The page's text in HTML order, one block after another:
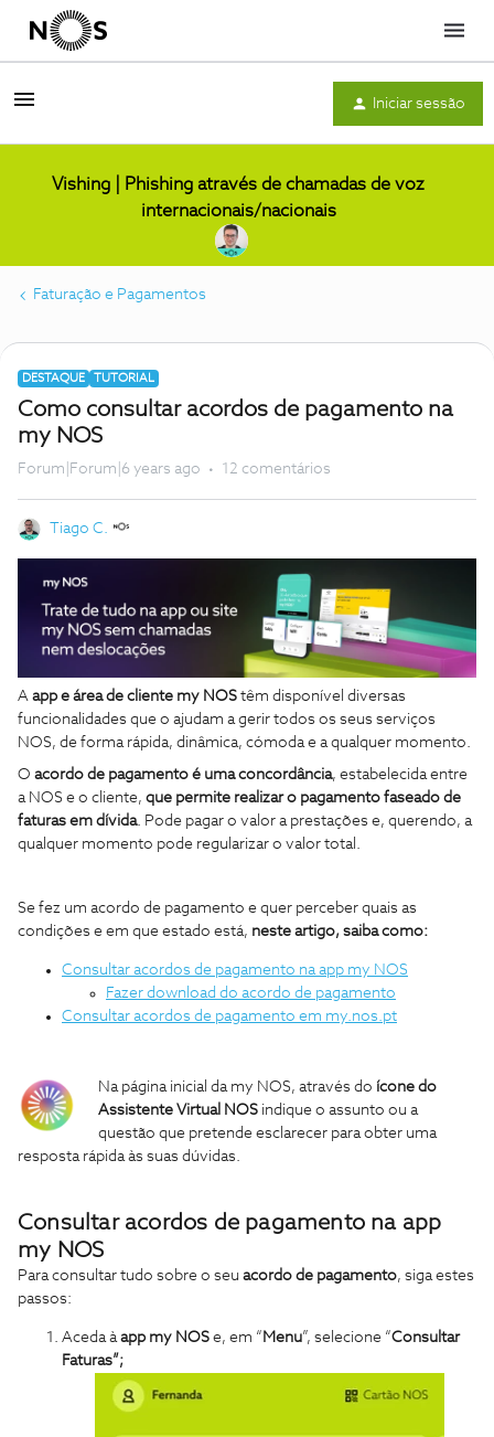
Menu
Iniciar sessão
Vishing | Phishing através de chamadas de voz
internacionais/nacionais
Faturação e Pagamentos
DESTAQUE TUTORIAL
Como consultar acordos de pagamento na
my NOS
Forum|Forum|6 years ago 12 comentários
Tiago C.
A app e área de cliente my NOS têm disponível diversas
funcionalidades que o ajudam a gerir todos os seus serviços
NOS, de forma rápida, dinâmica, cómoda e a qualquer momento.
O acordo de pagamento é uma concordância, estabelecida entre
a NOS e o cliente, que permite realizar o pagamento faseado de
faturas em dívida. Pode pagar o valor a prestações e, querendo, a
qualquer momento pode regularizar o valor total.
Se fez um acordo de pagamento e quer perceber quais as
condições e em que estado está, neste artigo, saiba como:
Consultar acordos de pagamento na app my NOS
Fazer download do acordo de pagamento
Consultar acordos de pagamento em my.nos.pt
Na página inicial da my NOS, através do ícone do
Assistente Virtual NOS indique o assunto ou a
questão que pretende esclarecer para obter uma
resposta rápida às suas dúvidas.
Consultar acordos de pagamento na app
my NOS
Para consultar tudo sobre o seu acordo de pagamento, siga estes
passos:
Aceda à app my NOS e, em “ Menu”, selecione “Consultar
Faturas”;